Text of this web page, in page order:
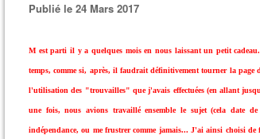
Publié le 24 Mars 2017
M est parti il y a quelques mois en nous laissant un petit
temps, comme si, après, il faudrait définitivement tourner la
l'utilisation des "trouvailles" que j'avais effectuées (en allant
une fois, nous avions travaillé ensemble le sujet (cela date
indépendance, ou me frustrer comme jamais... J'ai ainsi choisi